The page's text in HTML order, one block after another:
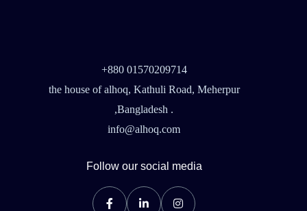
+880 01570209714
the house of alhoq, Kathuli Road, Meherpur
,Bangladesh .
info@alhoq.com
Follow our social media